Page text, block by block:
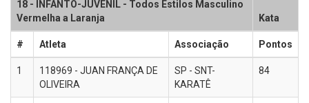
18 - INFANTO-JUVENIL - Todos Estilos Masculino
Vermelha a Laranja
Kata
# Atleta Associação Pontos
1
118969 - JUAN FRANÇA DE
OLIVEIRA
SP - SNT-
KARATÊ
84